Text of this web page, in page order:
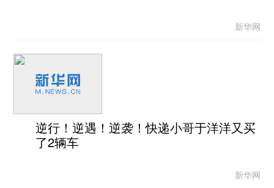
新华网
逆行！逆遇！逆袭！快递小哥于洋洋又买
了2辆车
新华网